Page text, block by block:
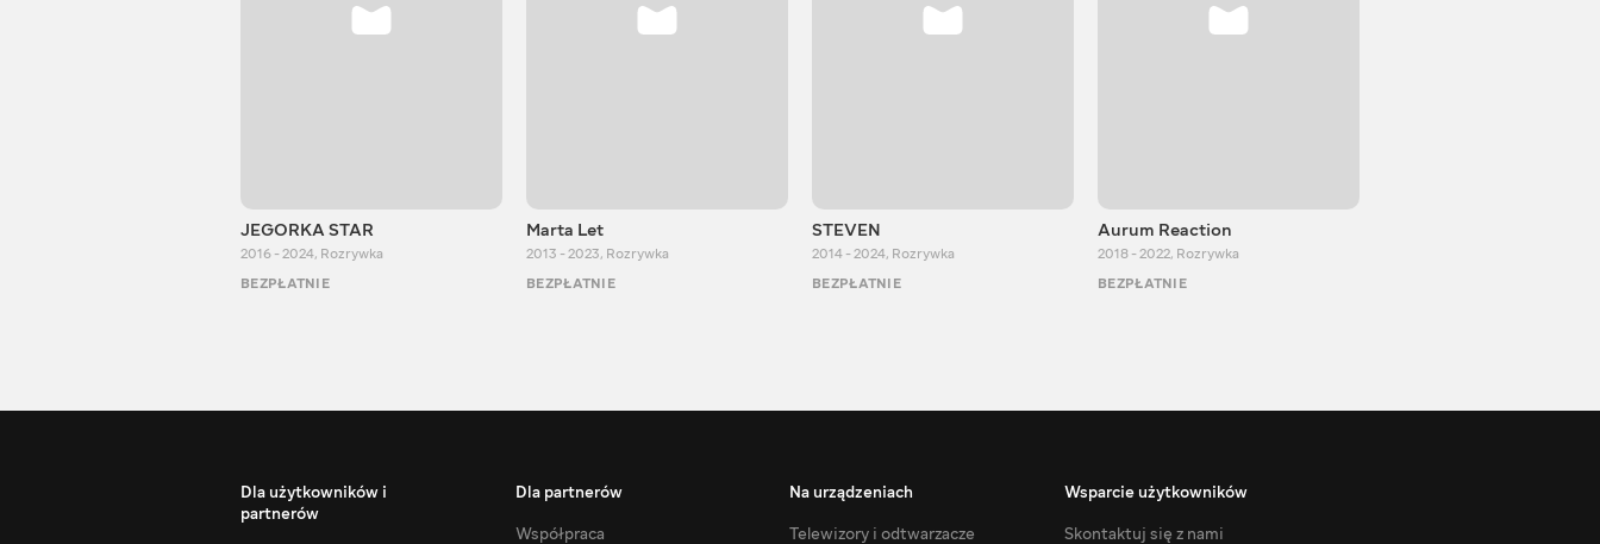
JEGORKA STAR
2016 - 2024, Rozrywka
BEZPŁATNIE
Marta Let
2013 - 2023, Rozrywka
BEZPŁATNIE
STEVEN
2014 - 2024, Rozrywka
BEZPŁATNIE
Aurum Reaction
2018 - 2022, Rozrywka
BEZPŁATNIE
Dla użytkowników i
partnerów
Dla partnerów
Współpraca
Na urządzeniach
Telewizory i odtwarzacze
Wsparcie użytkowników
Skontaktuj się z nami